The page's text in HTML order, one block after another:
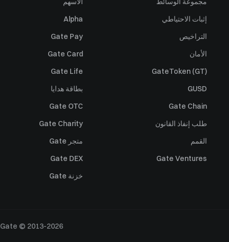
إثبات الاحتياطي
التراخيص
الأمان
GateToken (GT)
GUSD
Gate Chain
طلب إنفاذ القانون
القمم
Gate Ventures
Alpha
Gate Pay
Gate Card
Gate Life
بطاقة هدايا
Gate OTC
Gate Charity
متجر Gate
Gate DEX
خزنة Gate
Gate © 2013-2026.